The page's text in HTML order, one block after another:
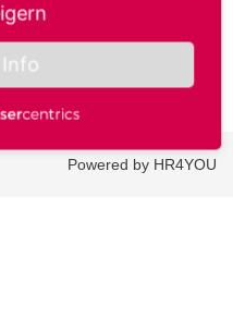
Powered by HR4YOU